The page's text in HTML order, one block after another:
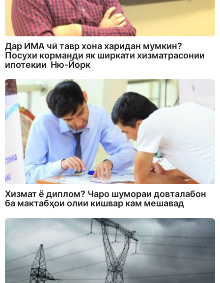
Дар ИМА чӣ тавр хона харидан мумкин?
Посухи корманди як ширкати хизматрасонии
ипотекии Ню-Йорк
Хизмат ё диплом? Чаро шумораи довталабон
ба мактабҳои олии кишвар кам мешавад